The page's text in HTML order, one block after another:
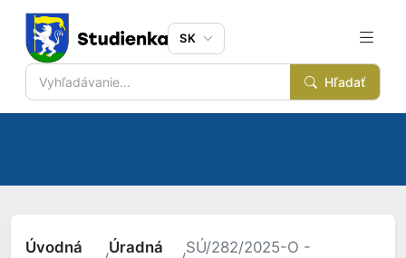
Hľadať
SK
Úvodná
Úradná
SÚ/282/2025-O -